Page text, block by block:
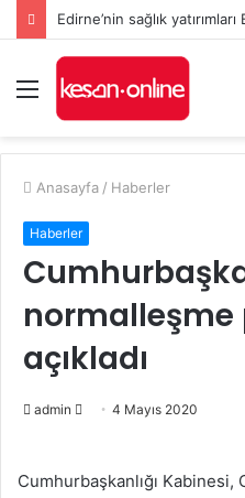
Menü
Anasayfa / Haberler
Haberler
normalleşme
açıkladı
admin
göndermek
4 Mayıs 2020
Cumhurbaşkanlığı Kabinesi,